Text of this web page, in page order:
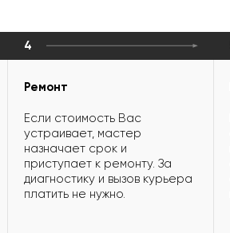
4
Ремонт
Если стоимость Вас
устраивает, мастер
назначает срок и
приступает к ремонту. За
диагностику и вызов курьера
платить не нужно.